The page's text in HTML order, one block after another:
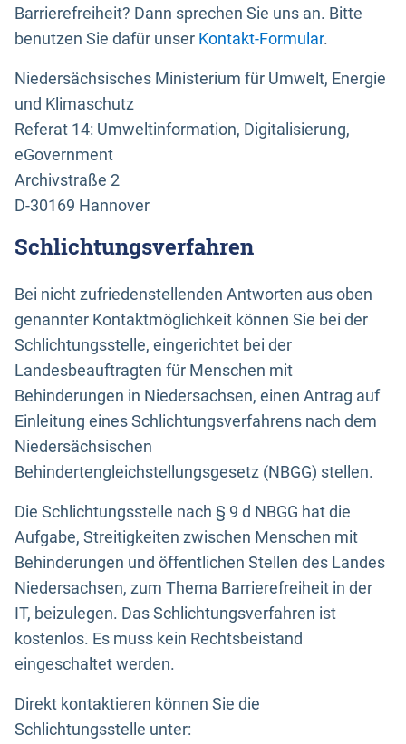
Barrierefreiheit? Dann sprechen Sie uns an. Bitte
benutzen Sie dafür unser Kontakt-Formular.
Niedersächsisches Ministerium für Umwelt, Energie
und Klimaschutz
Referat 14: Umweltinformation, Digitalisierung,
eGovernment
Archivstraße 2
D-30169 Hannover
Schlichtungsverfahren
Bei nicht zufriedenstellenden Antworten aus oben
genannter Kontaktmöglichkeit können Sie bei der
Schlichtungsstelle, eingerichtet bei der
Landesbeauftragten für Menschen mit
Behinderungen in Niedersachsen, einen Antrag auf
Einleitung eines Schlichtungsverfahrens nach dem
Niedersächsischen
Behindertengleichstellungsgesetz (NBGG) stellen.
Die Schlichtungsstelle nach § 9 d NBGG hat die
Aufgabe, Streitigkeiten zwischen Menschen mit
Behinderungen und öffentlichen Stellen des Landes
Niedersachsen, zum Thema Barrierefreiheit in der
IT, beizulegen. Das Schlichtungsverfahren ist
kostenlos. Es muss kein Rechtsbeistand
eingeschaltet werden.
Direkt kontaktieren können Sie die
Schlichtungsstelle unter: